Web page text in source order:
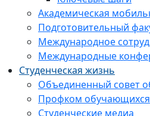
Академическая
Подготовительный
Международное
Международные
Студенческая жизнь
Объединенный совет
Профком обучающихся
Студенческие медиа